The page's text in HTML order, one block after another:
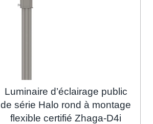
Luminaire d’éclairage public
de série Halo rond à montage
flexible certifié Zhaga-D4i